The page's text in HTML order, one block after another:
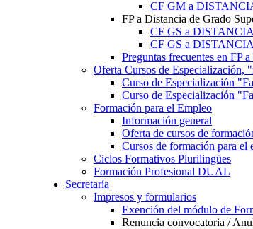
CF GM a
FP a Distancia de Grado
CF GS a DISTANCIA
CF GS a DISTANCIA
Preguntas frecuentes en FP
Oferta Cursos de Especialización,
Curso de Especialización
Curso de Especialización
Formación para el Empleo
Información general
Oferta de cursos de
Cursos de formación para el
Ciclos Formativos Plurilingües
Formación Profesional DUAL
Secretaría
Impresos y formularios
Exención del módulo de
Renuncia convocatoria /